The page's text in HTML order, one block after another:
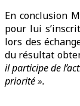
En conclusion
pour lui
lors des
du résultat
il participe de
priorité ».